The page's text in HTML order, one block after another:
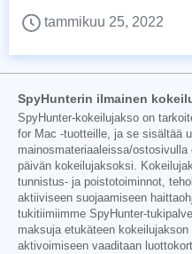
tammikuu 25, 2022
SpyHunterin ilmainen
SpyHunter-kokeilujakso on
for Mac -tuotteille, ja se sisältää
mainosmateriaaleissa/
päivän kokeilujaksoksi.
tunnistus- ja poistotoiminnot,
aktiiviseen suojaamiseen
tukitiimiimme SpyHunter-
maksuja etukäteen
aktivoimiseen vaaditaan